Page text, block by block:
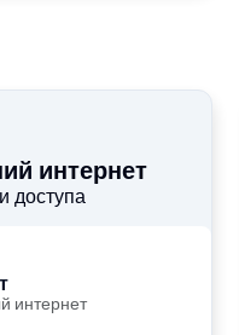
интернет
доступа
интернет